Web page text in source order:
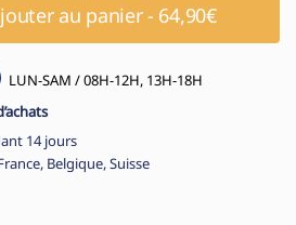
au panier - 64,90€
LUN-SAM / 08H-12H, 13H-18H
14 jours
Belgique, Suisse